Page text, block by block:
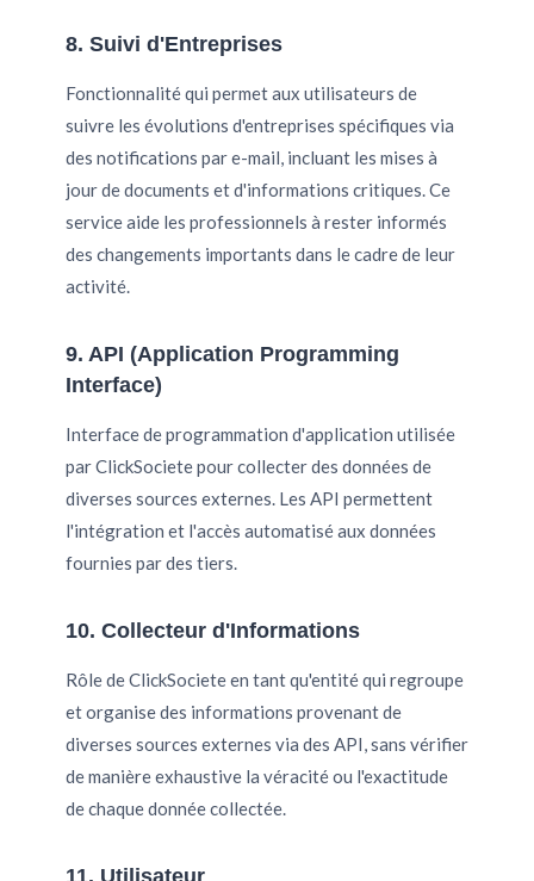
8. Suivi d'Entreprises
Fonctionnalité qui permet aux utilisateurs de
suivre les évolutions d'entreprises spécifiques via
des notifications par e-mail, incluant les mises à
jour de documents et d'informations critiques. Ce
service aide les professionnels à rester informés
des changements importants dans le cadre de leur
activité.
9. API (Application Programming
Interface)
Interface de programmation d'application utilisée
par ClickSociete pour collecter des données de
diverses sources externes. Les API permettent
l'intégration et l'accès automatisé aux données
fournies par des tiers.
10. Collecteur d'Informations
Rôle de ClickSociete en tant qu'entité qui regroupe
et organise des informations provenant de
diverses sources externes via des API, sans vérifier
de manière exhaustive la véracité ou l'exactitude
de chaque donnée collectée.
11. Utilisateur